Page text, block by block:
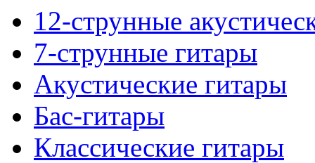
12-струнные
7-струнные гитары
Акустические гитары
Бас-гитары
Классические гитары